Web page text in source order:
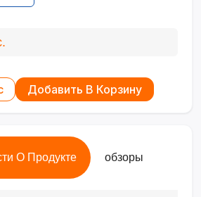
Добавить В Корзину
О Продукте обзоры